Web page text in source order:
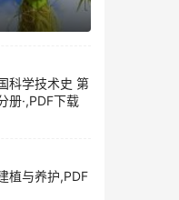
科学技术史 第
册·,PDF下载
植与养护,PDF